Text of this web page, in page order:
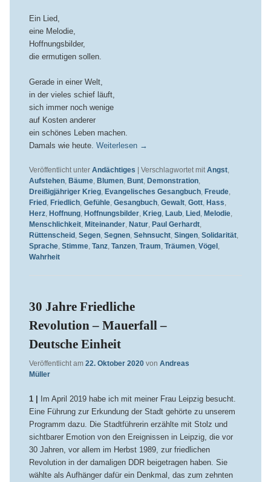
Ein Lied,
eine Melodie,
Hoffnungsbilder,
die ermutigen sollen.
Gerade in einer Welt,
in der vieles schief läuft,
sich immer noch wenige
auf Kosten anderer
ein schönes Leben machen.
Damals wie heute. Weiterlesen →
Veröffentlicht unter Andächtiges Verschlagwortet mit Angst,
Aufstehen, Bäume, Blumen, Bunt, Demonstration,
Dreißigjähriger Krieg, Evangelisches Gesangbuch, Freude,
Fried , Friedlich, Gefühle, Gesangbuch, Gewalt, Gott, Hass,
Herz, Hoffnung, Hoffnungsbilder, Krieg, Laub, Lied , Melodie,
Menschlichkeit, Miteinander, Natur, Paul Gerhardt,
Rüttenscheid , Segen, Segnen, Sehnsucht, Singen, Solidarität,
Sprache, Stimme, Tanz, Tanzen, Traum, Träumen, Vögel ,
Wahrheit
30 Jahre Friedliche
Revolution – Mauerfall –
Deutsche Einheit
Veröffentlicht am 22. Oktober 2020 von Andreas
Müller
1 | Im April 2019 habe ich mit meiner Frau Leipzig besucht.
Eine Führung zur Erkundung der Stadt gehörte zu unserem
Programm dazu. Die Stadtführerin erzählte mit Stolz und
sichtbarer Emotion von den Ereignissen in Leipzig, die vor
30 Jahren, vor allem im Herbst 1989, zur friedlichen
Revolution in der damaligen DDR beigetragen haben. Sie
wählte als Aufhänger dafür ein Denkmal, das zum zehnten